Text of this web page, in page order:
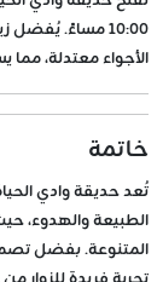
10:00 مساءً
. يُفضل
الأجواء معتدلة، مما
خاتمة
تُعدحديقة وادي
الطبيعة والهدوء،
المتنوعة. بفضل